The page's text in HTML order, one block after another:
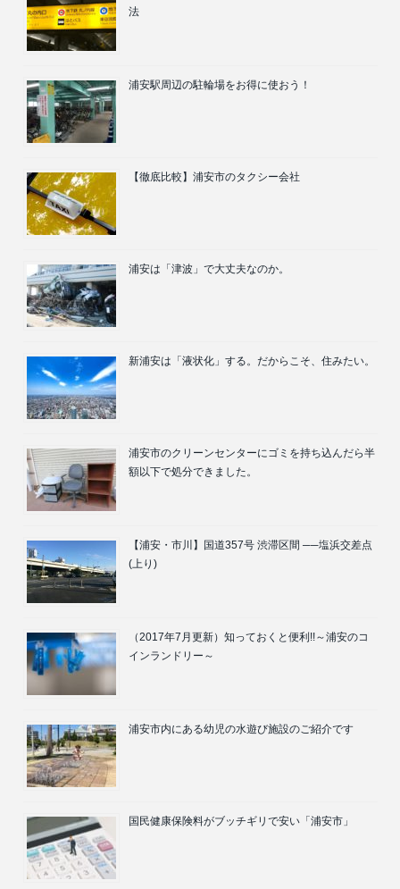
法
浦安駅周辺の駐輪場をお得に使おう！
【徹底比較】浦安市のタクシー会社
浦安は「津波」で大丈夫なのか。
新浦安は「液状化」する。だからこそ、住みたい。
浦安市のクリーンセンターにゴミを持ち込んだら半
額以下で処分できました。
【浦安・市川】国道357号 渋滞区間 ──塩浜交差点
(上り)
（2017年7月更新）知っておくと便利!!～浦安のコ
インランドリー～
浦安市内にある幼児の水遊び施設のご紹介です
国民健康保険料がブッチギリで安い「浦安市」